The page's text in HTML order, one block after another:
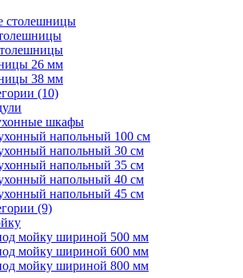
столешницы
26 мм
38 мм
(10)
шкафы
напольный 100 см
напольный 30 см
напольный 35 см
напольный 40 см
напольный 45 см
(9)
мойку шириной 500 мм
мойку шириной 600 мм
мойку шириной 800 мм